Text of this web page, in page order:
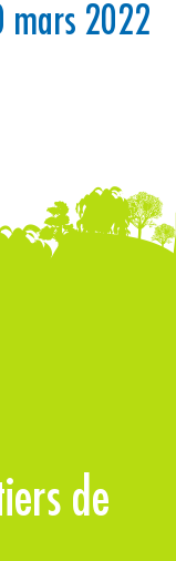
mars 2022
de